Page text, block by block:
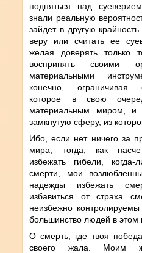
подняться над
знали реальную
зайдет в другую
веру или считать ее
желая доверять только
воспринять своими
материальными
конечно, ограничивая
которое в свою
материальным миром,
замкнутую сферу, из
Ибо, если нет ничего за
мира, тогда, как
избежать гибели, когда-
смерти, мои
надежды избежать
избавиться от страха
неизбежно
большинство людей в этом
О смерть, где твоя
своего жала. Моим